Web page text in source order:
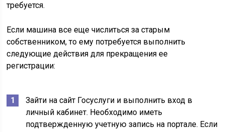
требуется.
Если машина все еще числиться за старым
собственником, то ему потребуется выполнить
следующие действия для прекращения ее
регистрации:
Зайти на сайт Госуслуги и выполнить вход в
личный кабинет. Необходимо иметь
подтвержденную учетную запись на портале. Если